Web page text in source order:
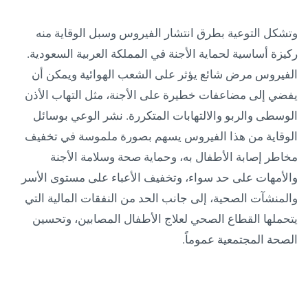
وتشكل التوعية بطرق انتشار الفيروس وسبل الوقاية منه
ركيزة أساسية لحماية الأجنة في المملكة العربية السعودية.
الفيروس مرض شائع يؤثر على الشعب الهوائية ويمكن أن
يفضي إلى مضاعفات خطيرة على الأجنة، مثل التهاب الأذن
الوسطى والربو والالتهابات المتكررة. نشر الوعي بوسائل
الوقاية من هذا الفيروس يسهم بصورة ملموسة في تخفيف
مخاطر إصابة الأطفال به، وحماية صحة وسلامة الأجنة
والأمهات على حد سواء، وتخفيف الأعباء على مستوى الأسر
والمنشآت الصحية، إلى جانب الحد من النفقات المالية التي
يتحملها القطاع الصحي لعلاج الأطفال المصابين، وتحسين
الصحة المجتمعية عموماً.